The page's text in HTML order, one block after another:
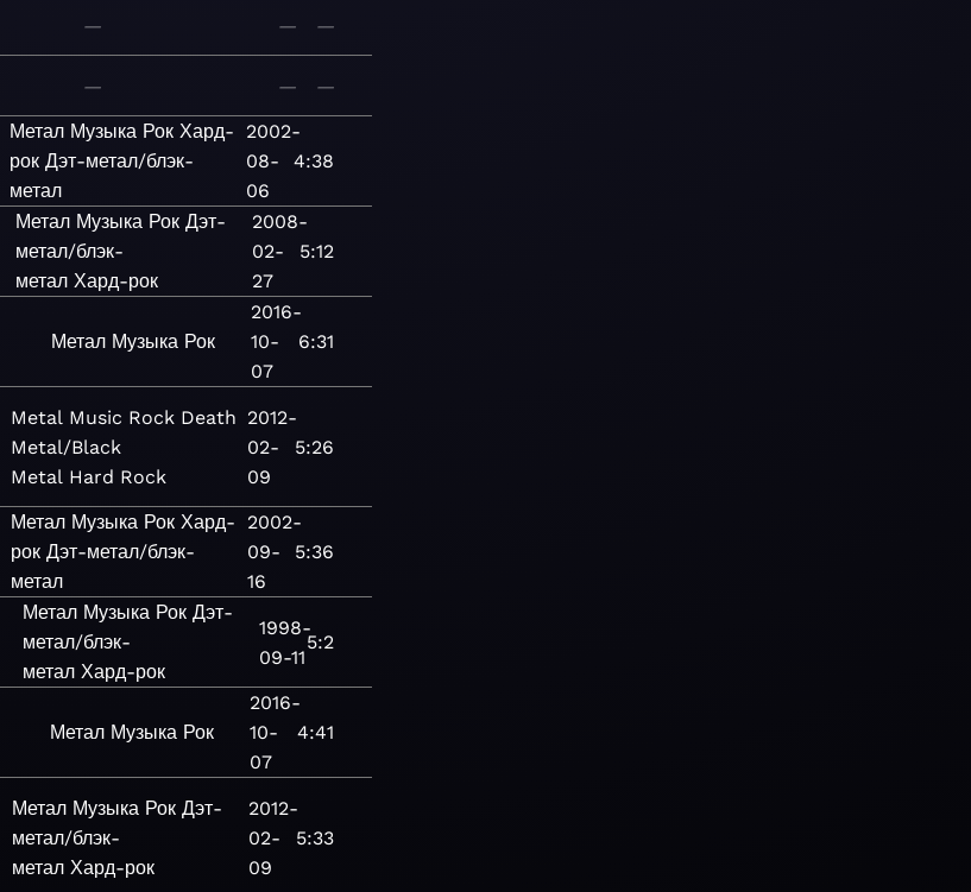
— — —
— — —
Метал Музыка Рок Хард-
рок Дэт-метал/блэк-
метал
2002-
08-
06
4:38
Метал Музыка Рок Дэт-
метал/блэк-
метал Хард-рок
2008-
02-
27
5:12
Метал Музыка Рок
2016-
10-
07
6:31
Metal Music Rock Death
Metal/Black
Metal Hard Rock
2012-
02-
09
5:26
Метал Музыка Рок Хард-
рок Дэт-метал/блэк-
метал
2002-
09-
16
5:36
Метал Музыка Рок Дэт-
метал/блэк-
метал Хард-рок
1998-
09-11
5:2
Метал Музыка Рок
2016-
10-
07
4:41
Метал Музыка Рок Дэт-
метал/блэк-
метал Хард-рок
2012-
02-
09
5:33